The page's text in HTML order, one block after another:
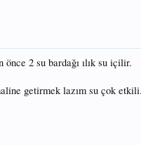
2 su bardağı ılık su içilir.
getirmek lazım su çok etkili.